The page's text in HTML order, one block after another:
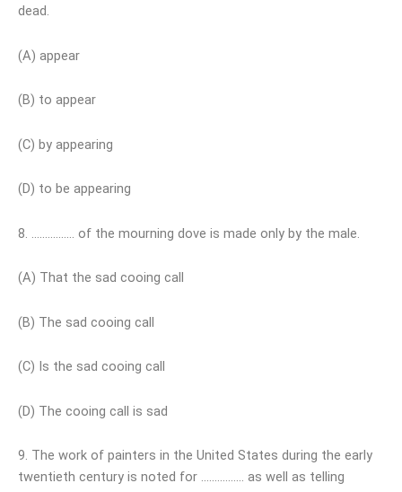
dead.
(A) appear
(B) to appear
(C) by appearing
(D) to be appearing
8. ……………. of the mourning dove is made only by the male.
(A) That the sad cooing call
(B) The sad cooing call
(C) Is the sad cooing call
(D) The cooing call is sad
9. The work of painters in the United States during the early
twentieth century is noted for ……………. as well as telling